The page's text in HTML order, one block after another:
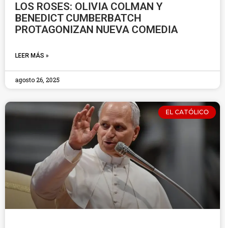
LOS ROSES: OLIVIA COLMAN Y
BENEDICT CUMBERBATCH
PROTAGONIZAN NUEVA COMEDIA
LEER MÁS »
agosto 26, 2025
EL CATÓLICO